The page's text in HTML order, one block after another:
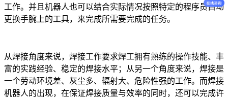
工作。并且机器人也可以结合实际情况按照特定的程序员自动
更换手腕上的工具，来完成所需要完成的任务。
从焊接角度来说，焊接工作要求焊工拥有熟练的操作技能、丰
富的实践经验、稳定的焊接水平；从另一个角度来说，焊接是
一个劳动环境差、灰尘多、辐射大、危险性强的工作。而焊接
机器人的出现，在保证焊接质量与效率的同时，还可以完成许